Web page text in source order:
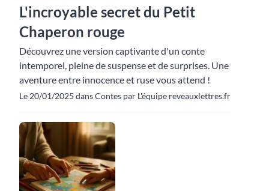
L'incroyable secret du Petit
Chaperon rouge
Découvrez une version captivante d'un conte
intemporel, pleine de suspense et de surprises. Une
aventure entre innocence et ruse vous attend !
Le 20/01/2025 dans Contes par L'équipe reveauxlettres.fr